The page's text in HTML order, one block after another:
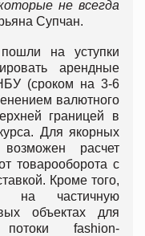
не всегда
Супчан.
на уступки
арендные
(сроком на 3-6
валютного
границей в
Для якорных
расчет
товарооборота с
Кроме того,
на частичную
объектах для
fashion-